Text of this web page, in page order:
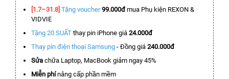
[1.7–31.8] Tặng voucher 99.000đmua Phụ kiện REXON &
VIDVIE
Tặng 20 SUẤT thay pin iPhone giá 24.000đ
Thay pin điện thoại Samsung - Đồng giá 240.000đ
Sửa chữa Laptop, MacBook giảm ngay 45%
Miễn phínâng cấp phần mềm